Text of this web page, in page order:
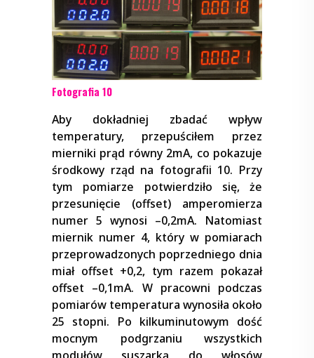
Fotografia 10
Aby dokładniej zbadać wpływ
temperatury, przepuściłem przez
mierniki prąd równy 2mA, co pokazuje
środkowy rząd na fotografii 10. Przy
tym pomiarze potwierdziło się, że
przesunięcie (offset) amperomierza
numer 5 wynosi –0,2mA. Natomiast
miernik numer 4, który w pomiarach
przeprowadzonych poprzedniego dnia
miał offset +0,2, tym razem pokazał
offset –0,1mA. W pracowni podczas
pomiarów temperatura wynosiła około
25 stopni. Po kilkuminutowym dość
mocnym podgrzaniu wszystkich